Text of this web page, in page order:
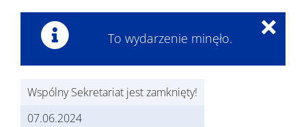
To wydarzenie minęło.
×
Wspólny Sekretariat jest zamknięty!
07.06.2024